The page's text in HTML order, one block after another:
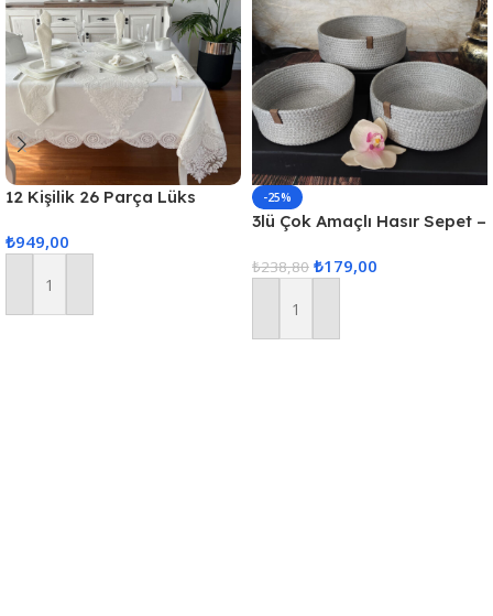
12 Kişilik 26 Parça Lüks
Masa Örtüsü Seti
₺949,00
Sepete Ekle
-25%
3lü Çok Amaçlı Hasır Sepet –
₺238,80 ₺179,00
Sepete Ekle